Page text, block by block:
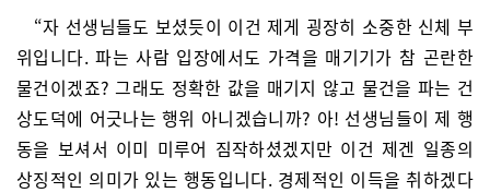
“자 선생님들도 보셨듯이 이건 제게 굉장히 소중한 신체 부
위입니다. 파는 사람 입장에서도 가격을 매기기가 참 곤란한
물건이겠죠? 그래도 정확한 값을 매기지 않고 물건을 파는 건
상도덕에 어긋나는 행위 아니겠습니까? 아! 선생님들이 제 행
동을 보셔서 이미 미루어 짐작하셨겠지만 이건 제겐 일종의
상징적인 의미가 있는 행동입니다. 경제적인 이득을 취하겠다